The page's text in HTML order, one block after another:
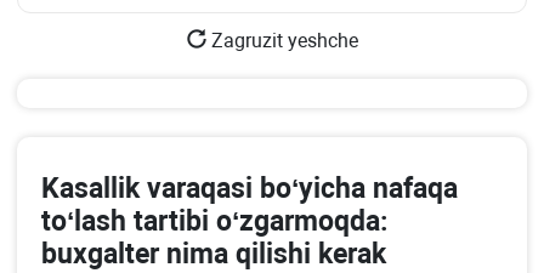
Zagruzit yeshche
Kasallik varaqasi boʻyicha nafaqa
toʻlash tartibi oʻzgarmoqda:
buхgalter nima qilishi kerak